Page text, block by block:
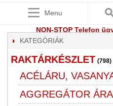
Menu
NON-STOP Telefon
KATEGÓRIÁK
RAKTÁRKÉSZLET (798)
ACÉLÁRU,
AGGREGÁTOR